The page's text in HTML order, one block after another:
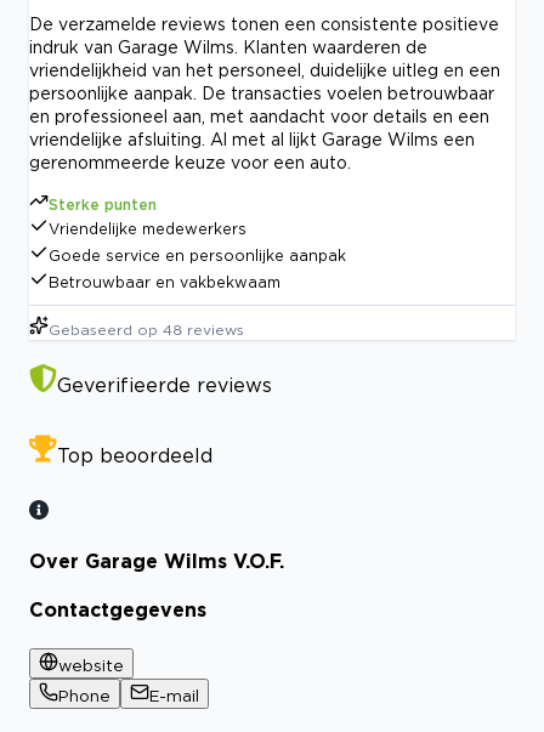
De verzamelde reviews tonen een consistente positieve
indruk van Garage Wilms. Klanten waarderen de
vriendelijkheid van het personeel, duidelijke uitleg en een
persoonlijke aanpak. De transacties voelen betrouwbaar
en professioneel aan, met aandacht voor details en een
vriendelijke afsluiting. Al met al lijkt Garage Wilms een
gerenommeerde keuze voor een auto.
Sterke punten
Vriendelijke medewerkers
Goede service en persoonlijke aanpak
Betrouwbaar en vakbekwaam
Gebaseerd op 48 reviews
Geverifieerde reviews
Top beoordeeld
Over Garage Wilms V.O.F.
Contactgegevens
website
Phone
E-mail